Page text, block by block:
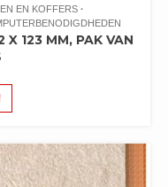
EN KOFFERS
123 MM, PAK VAN